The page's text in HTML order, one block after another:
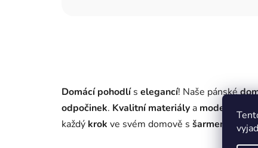
Domácí pohodlís elegancí! Naše pánské
odpočinek. Kvalitní materiály a moderní
každý krok ve svém domově s šarmem a